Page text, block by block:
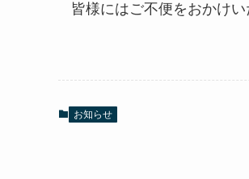
皆様にはご不便をおかけ
お知らせ